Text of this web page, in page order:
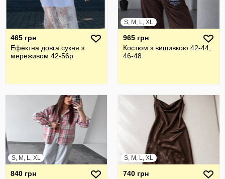
465 грн
Ефектна довга сукня з
мереживом 42-56р
S, M, L, XL
965 грн
Костюм з вишивкою 42-44,
46-48
S, M, L, XL
840 грн
S, M, L, XL
740 грн